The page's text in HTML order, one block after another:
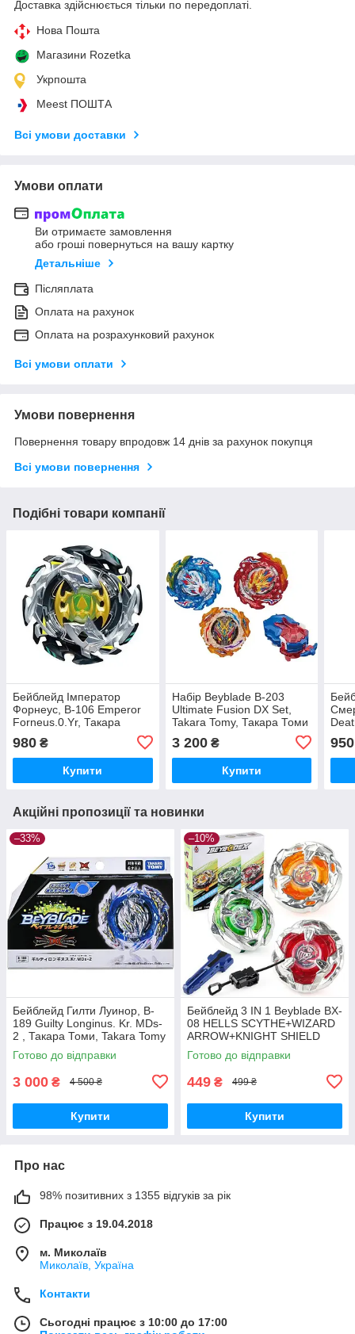
Доставка здійснюється тільки по передоплаті.
Нова Пошта
Магазини Rozetka
Укрпошта
Meest ПОШТА
Всі умови доставки
Умови оплати
Ви отримаєте замовлення
або гроші повернуться на вашу картку
Детальніше
Післяплата
Оплата на рахунок
Оплата на розрахунковий рахунок
Всі умови оплати
Умови повернення
Повернення товару впродовж 14 днів за рахунок покупця
Всі умови повернення
Подібні товари компанії
Бейблейд Імператор
Форнеус, B-106 Emperor
Forneus.0.Yr, Такара
980 ₴
Купити
Набір Beyblade B-203
Ultimate Fusion DX Set,
Takara Tomy, Такара Томи
3 200₴
Купити
950
Акційні пропозиції та новинки
–33%
Бейблейд Гилти Луинор, B-
189 Guilty Longinus. Kr. MDs-
2 , Такара Томи, Takara Tomy
Готово до відправки
3 000 ₴ 4 500 ₴
Купити
–10%
Бейблейд 3 IN 1 Beyblade BX-
08 HELLS SCYTHE+WIZARD
ARROW+KNIGHT SHIELD
BEYBLADE X з пусковим
пристроєм
Готово до відправки
449 ₴ 499 ₴
Купити
Про нас
98% позитивних з 1355 відгуків за рік
Працює з 19.04.2018
м. Миколаїв
Миколаїв, Україна
Контакти
Сьогодні працює з 10:00 до 17:00